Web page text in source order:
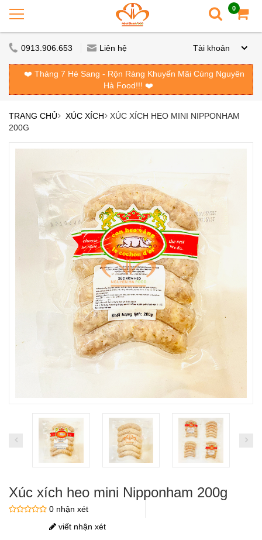
0
0913.906.653 Liên hệ Tài khoản
❤️ Tháng 7 Hè Sang - Rộn Ràng Khuyến Mãi Cùng Nguyên
Hà Food!!! ❤️
TRANG CHỦ XÚC XÍCH
XÚC XÍCH HEO MINI NIPPONHAM
200G
Xúc xích heo mini Nipponham 200g
0 nhận xét
viết nhận xét